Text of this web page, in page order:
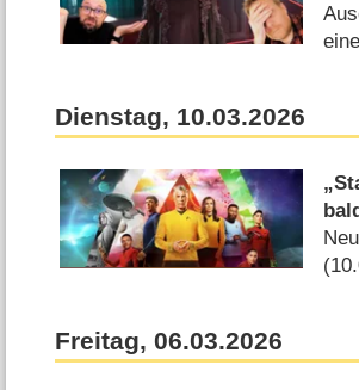
Dienstag, 10.03.2026
Freitag, 06.03.2026